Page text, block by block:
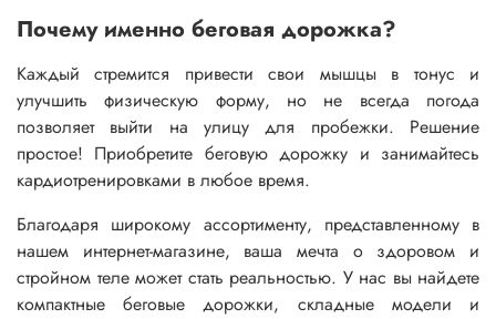
Почему именно беговая дорожка?
Каждый стремится привести свои мышцы в тонус и
улучшить физическую форму, но не всегда погода
позволяет выйти на улицу для пробежки. Решение
простое! Приобретите беговую дорожку и занимайтесь
кардиотренировками в любое время.
Благодаря широкому ассортименту, представленному в
нашем интернет-магазине, ваша мечта о здоровом и
стройном теле может стать реальностью. У нас вы найдете
компактные беговые дорожки, складные модели и